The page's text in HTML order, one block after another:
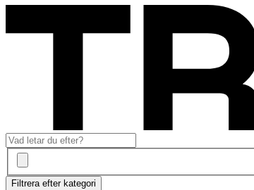
Filtrera efter kategori